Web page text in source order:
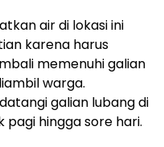
air di lokasi ini
karena harus
memenuhi galian
warga.
galian lubang di
pagi hingga sore hari.